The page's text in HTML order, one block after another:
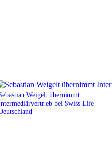
Weigelt übernimmt
bei Swiss Life